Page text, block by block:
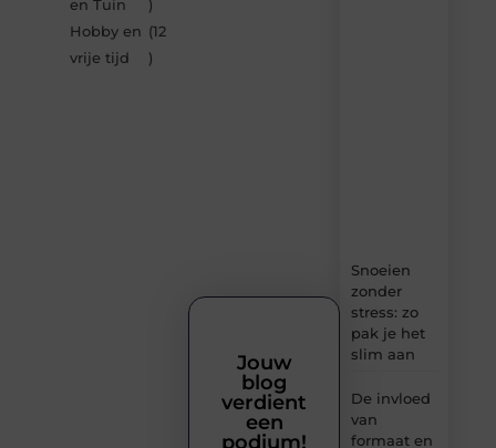
en Tuin
)
Hobby en
vrije tijd
(12
)
Snoeien
zonder
stress: zo
pak je het
slim aan
De invloed
van
formaat en
Jouw
blog
verdient
een
podium!